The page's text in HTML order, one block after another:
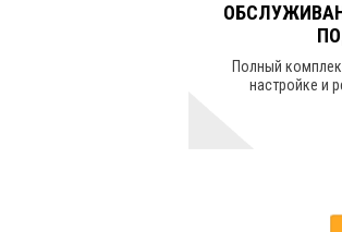
Полный
настройке и